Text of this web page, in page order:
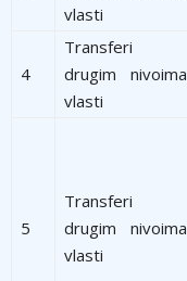
vlasti
4
Transferi
drugim nivoima
vlasti
5
Transferi
drugim nivoima
vlasti